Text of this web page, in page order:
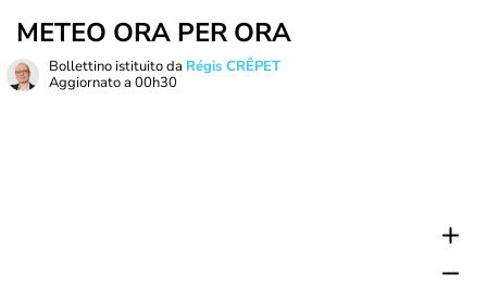
METEO ORA PER ORA
Bollettino istituito da Régis CRÊPET
Aggiornato a 00h30